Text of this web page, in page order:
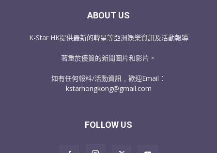
ABOUT US
K-Star HK提供最新的韓星等亞洲娛樂資訊及活動報導
著重於優質的新聞圖片和影片。
如有任何報料/活動資訊﹐歡迎Email：
kstarhongkong@gmail.com
FOLLOW US